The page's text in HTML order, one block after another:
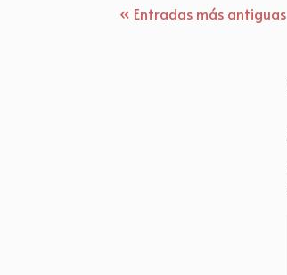
« Entradas más antiguas